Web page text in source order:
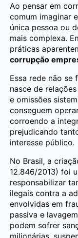
Ao pensar em
comum imaginar
única pessoa ou
mais complexa.
práticas
corrupção
Essa rede não se
nasce de
e omissões
conseguem
corroendo a
prejudicando
interesse público.
No Brasil, a
12.846/2013) foi
responsabilizar
ilegais contra a
envolvidas em
passiva e
podem sofrer
milionárias,